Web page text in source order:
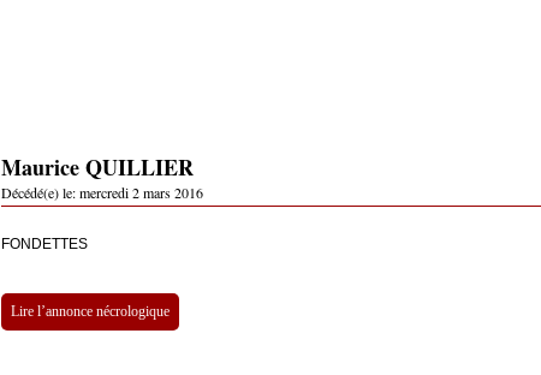
Maurice QUILLIER
Décédé(e) le:mercredi 2 mars 2016
FONDETTES
Lire l’annonce nécrologique